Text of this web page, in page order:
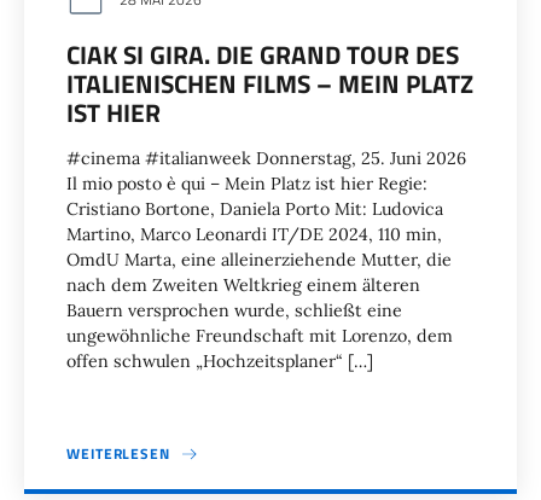
CIAK SI GIRA. DIE GRAND TOUR DES
ITALIENISCHEN FILMS – MEIN PLATZ
IST HIER
#cinema #italianweek Donnerstag, 25. Juni 2026
Il mio posto è qui – Mein Platz ist hier Regie:
Cristiano Bortone, Daniela Porto Mit: Ludovica
Martino, Marco Leonardi IT/DE 2024, 110 min,
OmdU Marta, eine alleinerziehende Mutter, die
nach dem Zweiten Weltkrieg einem älteren
Bauern versprochen wurde, schließt eine
ungewöhnliche Freundschaft mit Lorenzo, dem
offen schwulen „Hochzeitsplaner“ […]
WEITERLESEN